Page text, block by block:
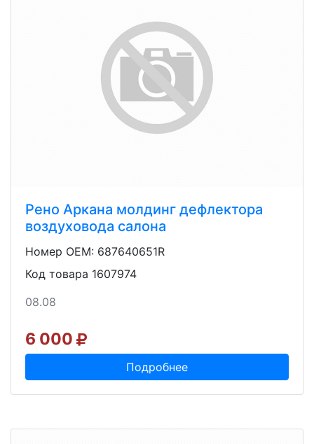
Рено Аркана молдинг дефлектора
воздуховода салона
Номер OEM: 687640651R
Код товара 1607974
08.08
6 000
Подробнее